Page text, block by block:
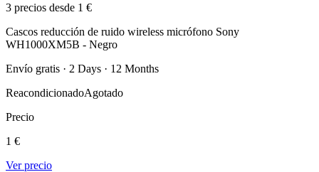
3 precios desde 1 €
Cascos reducción de ruido wireless micrófono Sony
WH1000XM5B - Negro
Envío gratis · 2 Days · 12 Months
ReacondicionadoAgotado
Precio
1 €
Ver precio